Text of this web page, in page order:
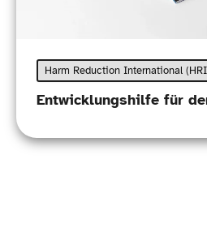
Harm Reduction International
Entwicklungshilfe für